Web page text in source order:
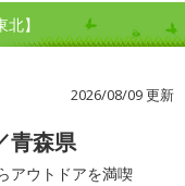
】
2026/08/09 更新
青森県
アウトドアを満喫